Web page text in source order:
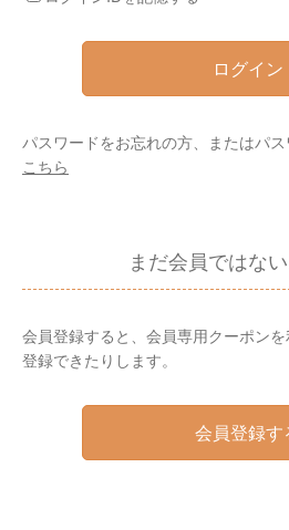
ログイン
パスワードをお忘れの方、またはパ
こちら
まだ会員ではな
会員登録すると、会員専用クーポン
登録できたりします。
会員登録す